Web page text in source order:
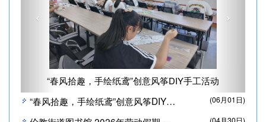
手绘纸鸢”创意风筝DIY手工活动 4·23世界读书日 北图春
“春风拾趣，手绘纸鸢”创意风筝DIY手工活动 (06月01日)
(04月30日)